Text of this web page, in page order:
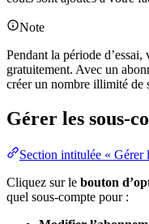
Note
Pendant la période
gratuitement. Avec un
créer un nombre illimité de
Gérer les sous-
Section intitulée « Gérer
Cliquez sur le bouton
quel sous-compte pour :